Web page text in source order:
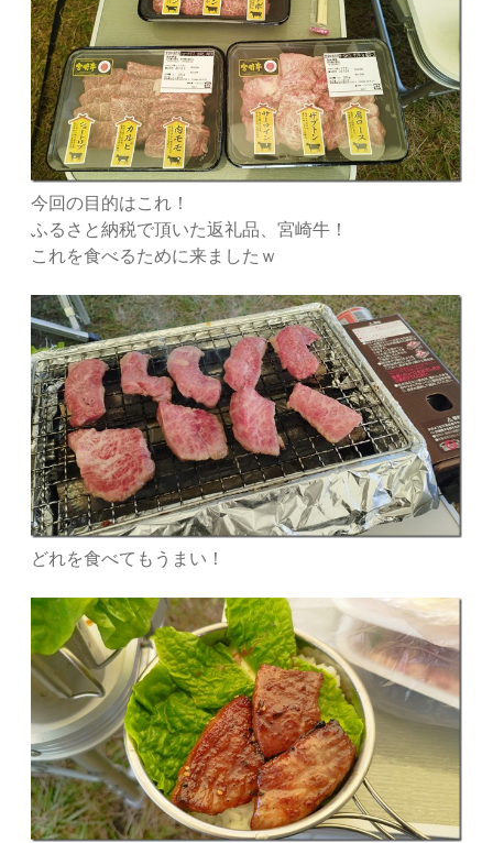
今回の目的はこれ！
ふるさと納税で頂いた返礼品、宮崎牛！
これを食べるために来ましたｗ
どれを食べてもうまい！